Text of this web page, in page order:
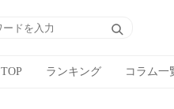
TOP ランキング コラム一